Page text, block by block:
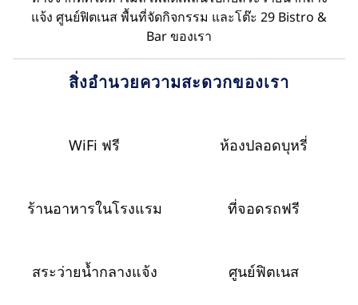
แจ้ง ศูนย์ฟิตเนส พื้นที่จัดกิจกรรม และโต๊ะ 29 Bistro &
Bar ของเรา
สิ่งอํานวยความสะดวกของเรา
WiFi ฟรี ห้องปลอดบุหรี่
ร้านอาหารในโรงแรม ที่จอดรถฟรี
สระว่ายน้ำกลางแจ้ง ศูนย์ฟิตเนส